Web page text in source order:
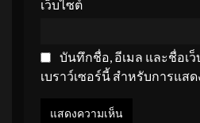
เว็บไซต์
บันทึกชื่อ, อีเมล และชื่อเ
เบราว์เซอร์นี้ สำหรับการแส